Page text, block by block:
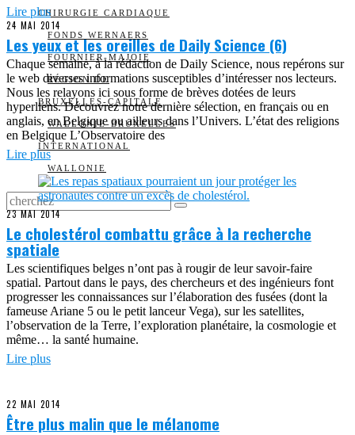
CHIRURGIE CARDIAQUE
FONDS WERNAERS
FOURNIER-MAJOIE
RÉGION DE
BRUXELLES-CAPITALE
WALLONIE-BRUXELLES
INTERNATIONAL
WALLONIE
Lire plus
24 MAI 2014
Les yeux et les oreilles de Daily Science (6)
Chaque semaine, à la rédaction de Daily Science, nous repérons sur
le web diverses informations susceptibles d’intéresser nos lecteurs.
Nous les relayons ici sous forme de brèves dotées de leurs
hyperliens. Découvrez notre dernière sélection, en français ou en
anglais, en Belgique ou ailleurs dans l’Univers. L’état des religions
en Belgique L’Observatoire des
Lire plus
23 MAI 2014
Le cholestérol combattu grâce à la recherche
spatiale
Les scientifiques belges n’ont pas à rougir de leur savoir-faire
spatial. Partout dans le pays, des chercheurs et des ingénieurs font
progresser les connaissances sur l’élaboration des fusées (dont la
fameuse Ariane 5 ou le petit lanceur Vega), sur les satellites,
l’observation de la Terre, l’exploration planétaire, la cosmologie et
même… la santé humaine.
Lire plus
22 MAI 2014
Être plus malin que le mélanome